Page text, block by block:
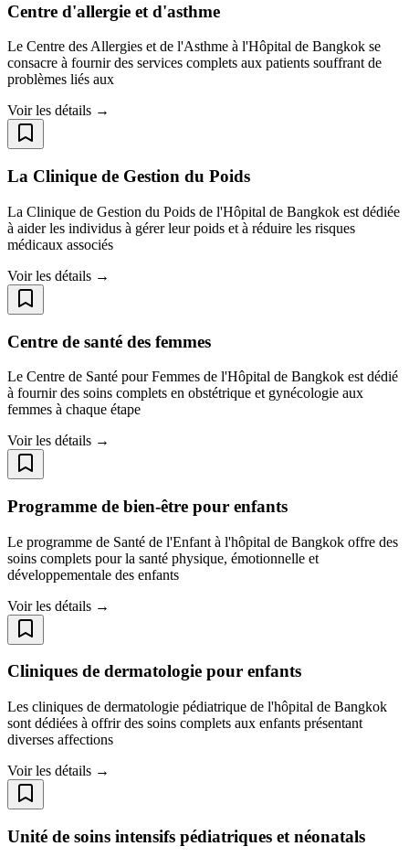
Centre d'allergie et d'asthme
Le Centre des Allergies et de l'Asthme à l'Hôpital de Bangkok se
consacre à fournir des services complets aux patients souffrant de
problèmes liés aux
Voir les détails →
La Clinique de Gestion du Poids
La Clinique de Gestion du Poids de l'Hôpital de Bangkok est dédiée
à aider les individus à gérer leur poids et à réduire les risques
médicaux associés
Voir les détails →
Centre de santé des femmes
Le Centre de Santé pour Femmes de l'Hôpital de Bangkok est dédié
à fournir des soins complets en obstétrique et gynécologie aux
femmes à chaque étape
Voir les détails →
Programme de bien-être pour enfants
Le programme de Santé de l'Enfant à l'hôpital de Bangkok offre des
soins complets pour la santé physique, émotionnelle et
développementale des enfants
Voir les détails →
Cliniques de dermatologie pour enfants
Les cliniques de dermatologie pédiatrique de l'hôpital de Bangkok
sont dédiées à offrir des soins complets aux enfants présentant
diverses affections
Voir les détails →
Unité de soins intensifs pédiatriques et néonatals